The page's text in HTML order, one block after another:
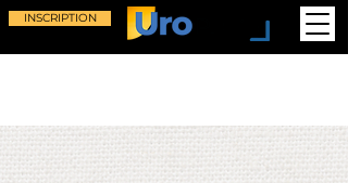
INSCRIPTION